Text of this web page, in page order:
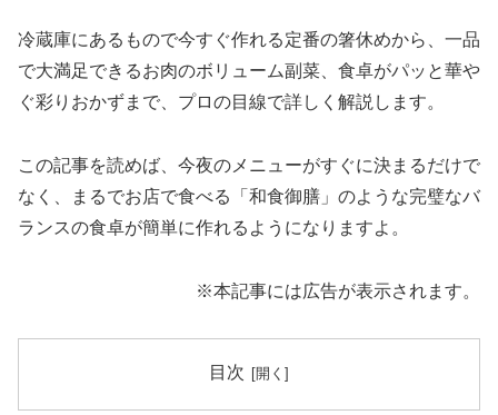
冷蔵庫にあるもので今すぐ作れる定番の箸休めから、一品
で大満足できるお肉のボリューム副菜、食卓がパッと華や
ぐ彩りおかずまで、プロの目線で詳しく解説します。
この記事を読めば、今夜のメニューがすぐに決まるだけで
なく、まるでお店で食べる「和食御膳」のような完璧なバ
ランスの食卓が簡単に作れるようになりますよ。
※本記事には広告が表示されます。
目次